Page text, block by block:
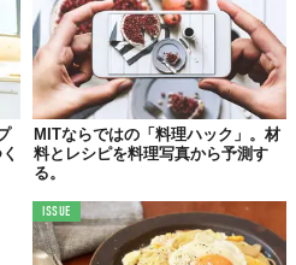
©Africa Studio/Shutterstock.com
MITならではの「料理ハック」。材
料とレシピを料理写真から予測す
る。
ISSUE